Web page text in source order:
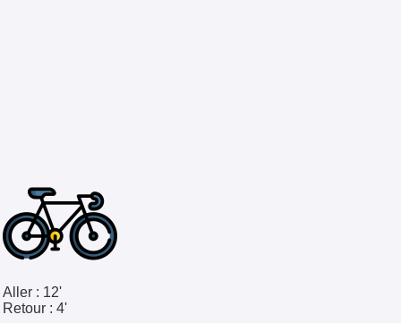
Aller : 12'
Retour : 4'